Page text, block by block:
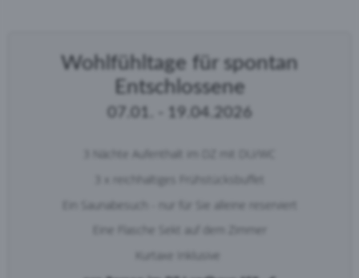
Wohlfühltage für spontan
Entschlossene
07.01. - 19.04.2026
3 Nächte Aufenthalt im DZ mit DU/WC
3 x reichhaltiges Frühstücksbuffet
Ein Saunabesuch - nur für Sie alleine reserviert
Eine Flasche Sekt auf dem Zimmer